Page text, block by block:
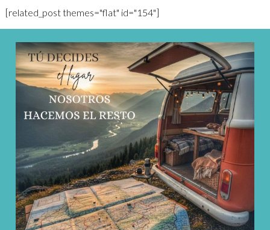
[related_post themes="flat" id="154"]